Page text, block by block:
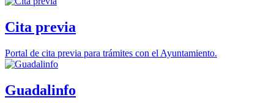
Cita previa
Portal de cita previa para trámites con el Ayuntamiento.
Guadalinfo